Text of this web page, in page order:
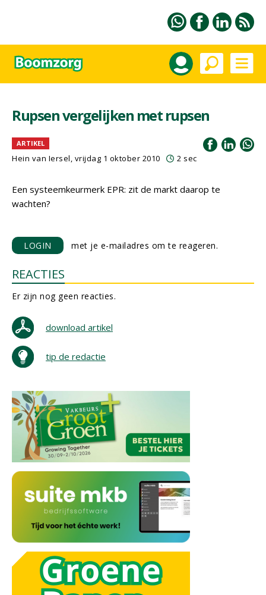
Rupsen vergelijken met rupsen
ARTIKEL
Hein van Iersel, vrijdag 1 oktober 2010 2 sec
Een systeemkeurmerk EPR: zit de markt daarop te
wachten?
LOGIN met je e-mailadres om te reageren.
REACTIES
Er zijn nog geen reacties.
download artikel
tip de redactie